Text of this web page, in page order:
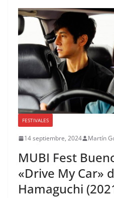
FESTIVALES
14 septiembre, 2024 Martín
MUBI Fest
«Drive My Car»
Hamaguchi